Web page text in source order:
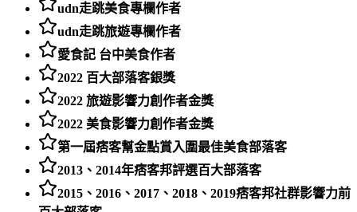
udn走跳美食專欄作者
udn走跳旅遊專欄作者
愛食記 台中美食作者
2022 百大部落客銀獎
2022 旅遊影響力創作者金獎
2022 美食影響力創作者金獎
第一屆痞客幫金點賞入圍最佳美食部落客
2013、2014年痞客邦評選百大部落客
2015、2016、2017、2018、2019痞客邦社群影響力前